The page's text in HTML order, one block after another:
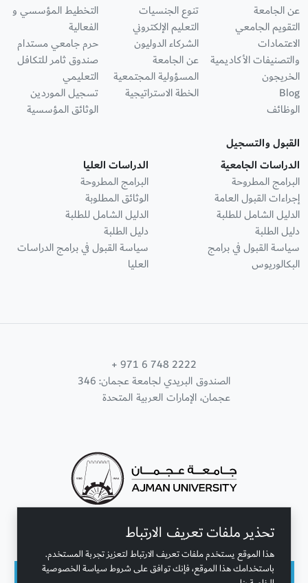
تحذير ملفات تعريف الارتباط
هذا الموقع يستخدم ملفات تعريف الارتباط لتعزيز تجربة المستخدم.
باستخدامك هذا الموقع، فإنك توافق على شروط سياسة الخصوصية
عن الجامعة
التقويم الجامعي
الاعتمادات
والتصنيفات الأكاديمية
الخريجون
Blog
الوظائف
تنوع الجنسيات
التعليم الإلكتروني
الشركاء الدوليون
عن الجامعة
المسؤولية المجتمعية
الخطة الاستراتيجية
التخطيط المؤسسي و
الفعالية
حرم جامعي مستدام
صندوق ثامر للتكافل
التعليمي
تسجيل الموردين
الوثائق المؤسسية
القبول والتسجيل
الدراسات الجامعية
البرامج المطروحة
إجراءات القبول العامة
الدليل الشامل للطلبة
دليل الطلبة
سياسة القبول في برامج
البكالوريوس
الدراسات العليا
البرامج المطروحة
الوثائق المطلوبة
الدليل الشامل للطلبة
دليل الطلبة
سياسة القبول في برامج الدراسات
العليا
+ 971 6 748 2222
الصندوق البريدي لجامعة عجمان: 346
عجمان، الإمارات العربية المتحدة
تواصل معنا